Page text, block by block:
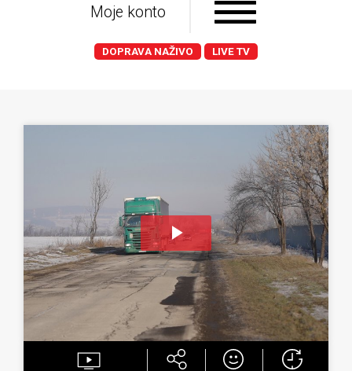
Moje konto
DOPRAVA NAŽIVO LIVE TV
Play
Video